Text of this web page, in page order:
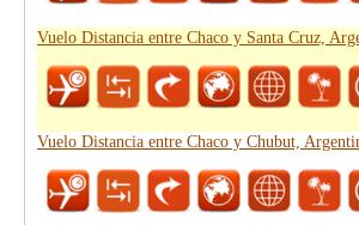
Vuelo Distancia entre Chaco y Santa Cruz,
Vuelo Distancia entre Chaco y Chubut,